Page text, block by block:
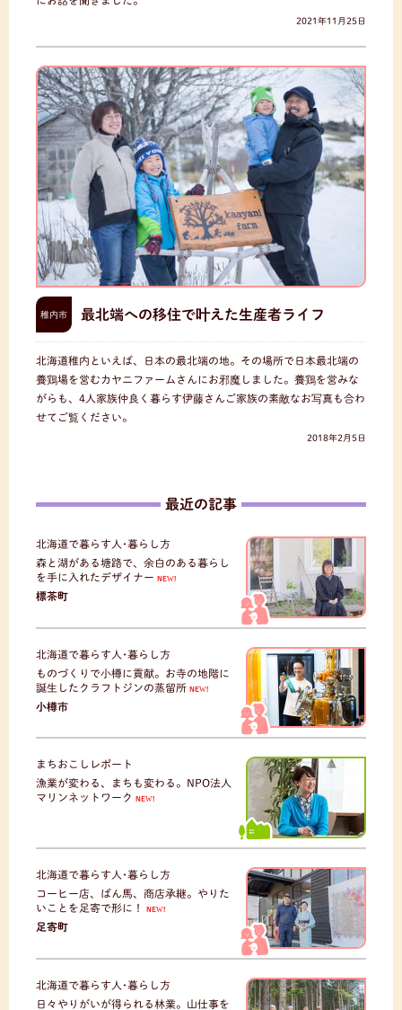
2021年11月25日
稚内市 最北端への移住で叶えた生産者ライフ
北海道稚内といえば、日本の最北端の地。その場所で日本最北端の
養鶏場を営むカヤニファームさんにお邪魔しました。養鶏を営みな
がらも、4人家族仲良く暮らす伊藤さんご家族の素敵なお写真も合わ
せてご覧ください。
2018年2月5日
最近の記事
北海道で暮らす人･暮らし方
森と湖がある塘路で、余白のある暮らし
を手に入れたデザイナー
NEW!
標茶町
北海道で暮らす人･暮らし方
ものづくりで小樽に貢献。お寺の地階に
誕生したクラフトジンの蒸留所 NEW!
小樽市
まちおこしレポート
漁業が変わる、まちも変わる。NPO法人
マリンネットワーク
NEW!
北海道で暮らす人･暮らし方
コーヒー店、ばん馬、商店承継。やりた
いことを足寄で形に！
NEW!
足寄町
北海道で暮らす人･暮らし方
日々やりがいが得られる林業。山仕事を